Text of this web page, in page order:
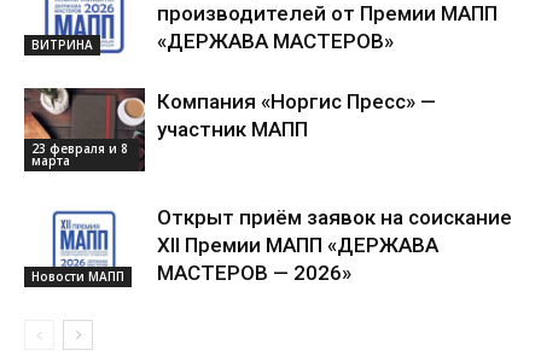
ВИТРИНА
производителей от Премии МАПП
«ДЕРЖАВА МАСТЕРОВ»
23 февраля и 8
марта
Компания «Норгис Пресс» —
участник МАПП
Новости МАПП
Открыт приём заявок на соискание
XII Премии МАПП «ДЕРЖАВА
МАСТЕРОВ — 2026»